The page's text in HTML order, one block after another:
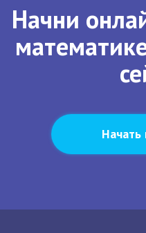
Начни
Начать